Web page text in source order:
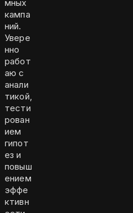
мных
кампа
ний.
Увере
нно
работ
аю с
анали
тикой,
тести
рован
ием
гипот
ез и
повыш
ением
эффе
ктивн